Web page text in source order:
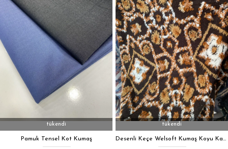
tükendi
Pamuk Tensel Kot Kumaş
tükendi
Desenli Keçe Welsoft Kumaş Koyu Kahve